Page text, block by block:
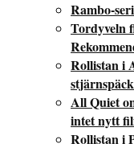
Rambo-
Tordyveln
Rollistan i
All Quiet
intet nytt
Rollistan i